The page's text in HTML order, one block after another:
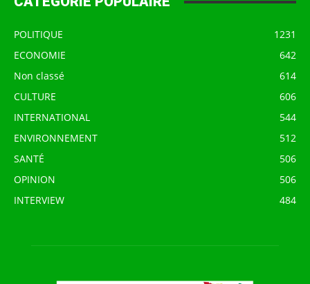
POLITIQUE
1231
ECONOMIE
642
Non classé
614
CULTURE
606
INTERNATIONAL
544
ENVIRONNEMENT
512
SANTÉ
506
OPINION
506
INTERVIEW
484